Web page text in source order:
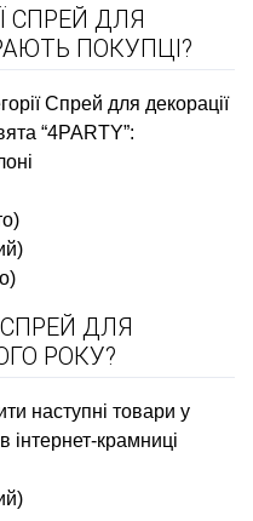
СПРЕЙ ДЛЯ
ПОКУПЦІ?
Спрей для декорації
“4PARTY”:
ДЛЯ
РОКУ?
наступні товари у
інтернет-крамниці